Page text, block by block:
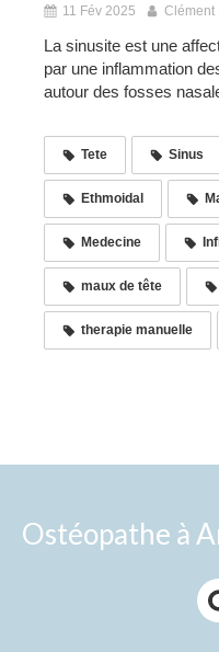
11 Fév 2025 Clément
La sinusite est une
par une inflammation
autour des fosses
Tete Sinus
Ethmoidal
Medecine
maux de tête
therapie manuelle
Ostéopathe à